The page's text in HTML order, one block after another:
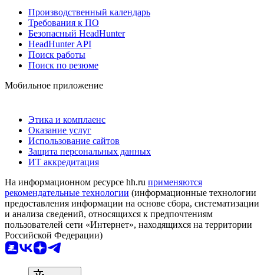
Производственный календарь
Требования к ПО
Безопасный HeadHunter
HeadHunter API
Поиск работы
Поиск по резюме
Мобильное приложение
Этика и комплаенс
Оказание услуг
Использование сайтов
Защита персональных данных
ИТ аккредитация
На информационном ресурсе hh.ru применяются
рекомендательные технологии (информационные технологии
предоставления информации на основе сбора, систематизации
и анализа сведений, относящихся к предпочтениям
пользователей сети «Интернет», находящихся на территории
Российской Федерации)